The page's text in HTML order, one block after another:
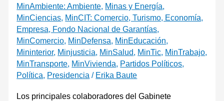
MinAmbiente: Ambiente, Minas y Energía,
MinCiencias, MinCIT: Comercio, Turismo, Economía,
Empresa, Fondo Nacional de Garantías,
MinComercio, MinDefensa, MinEducación,
Mininterior, Minjusticia, MinSalud, MinTic, MinTrabajo,
MinTransporte, MinVivienda, Partidos Políticos,
Política, Presidencia / Erika Baute
Los principales colaboradores del Gabinete